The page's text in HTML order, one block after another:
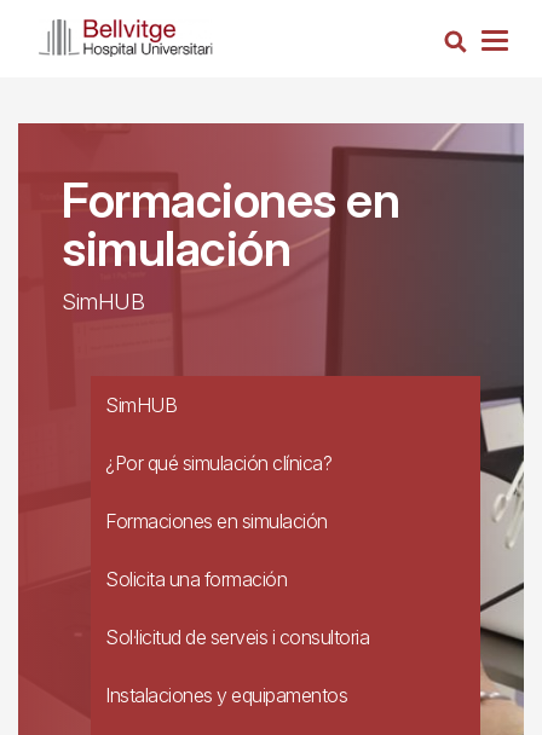
Busca
Formaciones en
simulación
SimHUB
SimHUB
¿Por qué simulación clínica?
Formaciones en simulación
Solicita una formación
Sol·licitud de serveis i consultoria
Instalaciones y equipamentos